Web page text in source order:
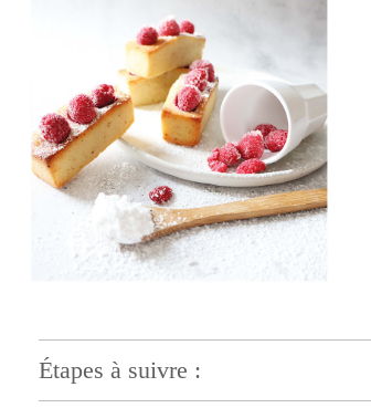
Étapes à suivre :